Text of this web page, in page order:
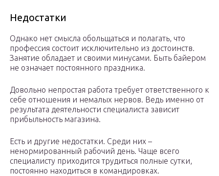
Недостатки
Однако нет смысла обольщаться и полагать, что
профессия состоит исключительно из достоинств.
Занятие обладает и своими минусами. Быть байером
не означает постоянного праздника.
Довольно непростая работа требует ответственного к
себе отношения и немалых нервов. Ведь именно от
результата деятельности специалиста зависит
прибыльность магазина.
Есть и другие недостатки. Среди них –
ненормированный рабочий день. Чаще всего
специалисту приходится трудиться полные сутки,
постоянно находиться в командировках.